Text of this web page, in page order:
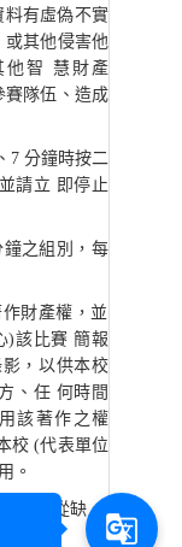
有虛偽不實
其他侵害他
他智 慧財產
隊伍、造成
7 分鐘時按二
請立 即停止
之組別，每
財產權，並
)該比賽 簡報
，以供本校
、任 何時間
該著作之權
校 (代表單位
。
獎項從缺。
g_translate